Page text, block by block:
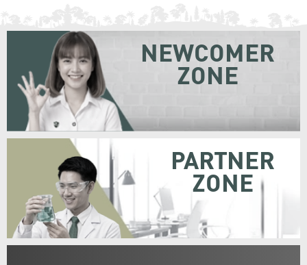
NEWCOMER
ZONE
PARTNER
ZONE